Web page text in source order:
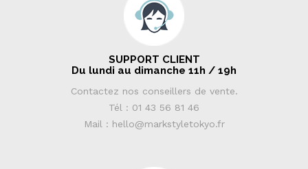
SUPPORT CLIENT
Du lundi au dimanche 11h / 19h
Contactez nos conseillers de vente.
Tél : 01 43 56 81 46
Mail : hello@markstyletokyo.fr